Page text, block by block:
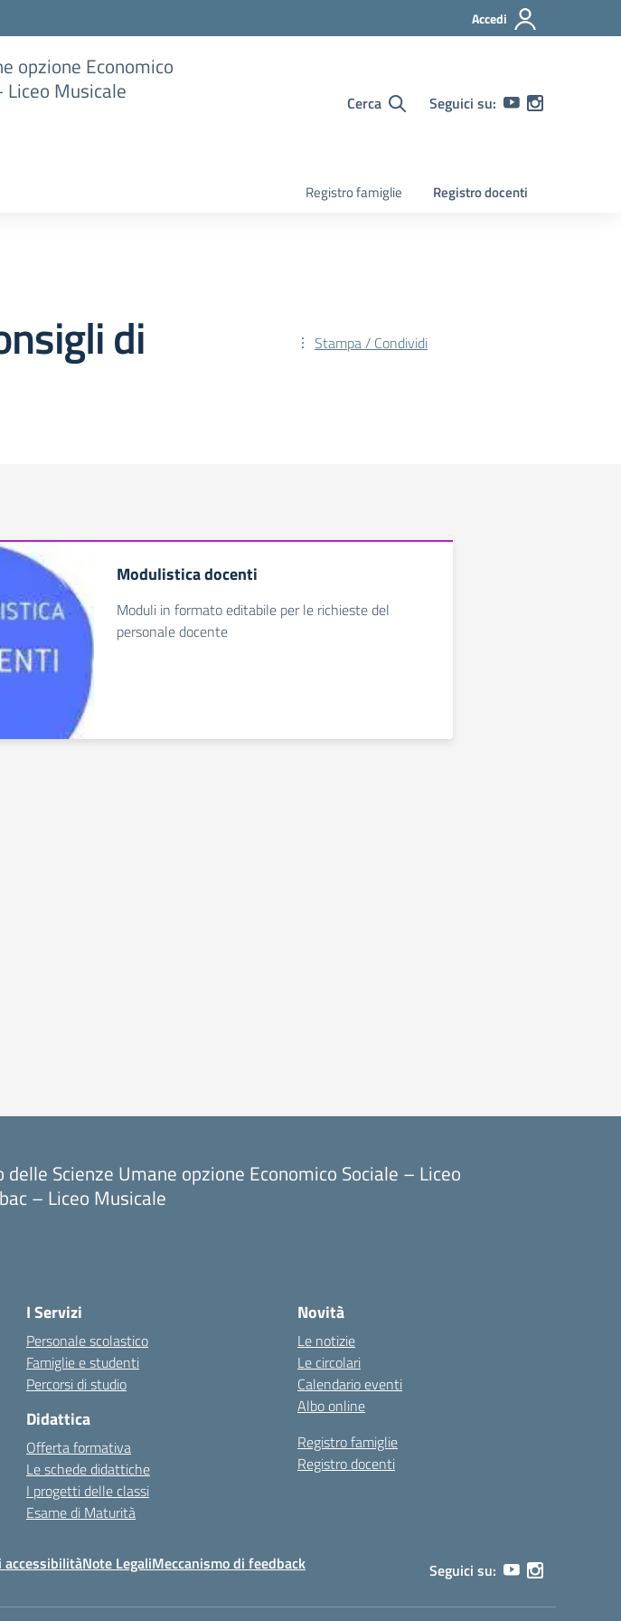
Accedi
opzione Economico
Liceo Musicale
Cerca Seguici su:
Registro famiglie Registro docenti
di Stampa / Condividi
Modulistica docenti
Moduli in formato editabile per le richieste del
personale docente
Scienze Umane opzione Economico Sociale – Liceo
– Liceo Musicale
I Servizi
Personale scolastico
Famiglie e studenti
Percorsi di studio
Didattica
Offerta formativa
Le schede didattiche
I progetti delle classi
Esame di Maturità
Novità
Le notizie
Le circolari
Calendario eventi
Albo online
Registro famiglie
Registro docenti
accessibilitàNote LegaliMeccanismo di feedback Seguici su: